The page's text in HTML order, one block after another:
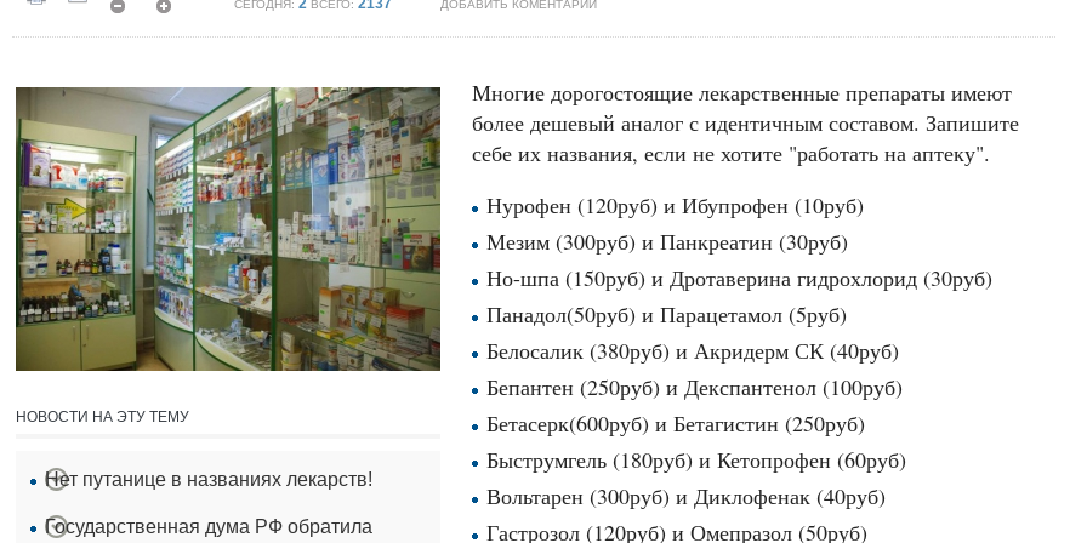
СЕГОДНЯ: 2 ВСЕГО: 2137 ДОБАВИТЬ КОМЕНТАРИЙ
НОВОСТИ НА ЭТУ ТЕМУ
Нет путанице в названиях лекарств!
Государственная дума РФ обратила
Многие дорогостоящие лекарственные препараты имеют
более дешевый аналог с идентичным составом. Запишите
себе их названия, если не хотите "работать на аптеку".
Нурофен (120руб) и Ибупрофен (10руб)
Мезим (300руб) и Панкреатин (30руб)
Но-шпа (150руб) и Дротаверина гидрохлорид (30руб)
Панадол(50руб) и Парацетамол (5руб)
Белосалик (380руб) и Акридерм СК (40руб)
Бепантен (250руб) и Декспантенол (100руб)
Бетасерк(600руб) и Бетагистин (250руб)
Быструмгель (180руб) и Кетопрофен (60руб)
Вольтарен (300руб) и Диклофенак (40руб)
Гастрозол (120руб) и Омепразол (50руб)